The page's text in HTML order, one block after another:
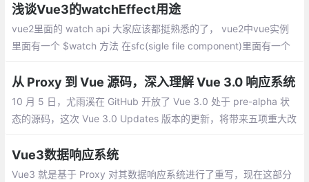
用。但是，在本例中，表单组件的两个版本都将只保留一个根节点
浅谈Vue3的watchEffect用途
vue2里面的 watch api 大家应该都挺熟悉的了， vue2中vue实例
里面有一个 $watch 方法 在sfc(sigle file component)里面有一个
的行为
从 Proxy 到 Vue 源码，深入理解 Vue 3.0 响应系统
10 月 5 日，尤雨溪在 GitHub 开放了 Vue 3.0 处于 pre-alpha 状
态的源码，这次 Vue 3.0 Updates 版本的更新，将带来五项重大改
Vue3数据响应系统
Vue3 就是基于 Proxy 对其数据响应系统进行了重写，现在这部分